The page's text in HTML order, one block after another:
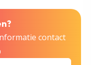
contact